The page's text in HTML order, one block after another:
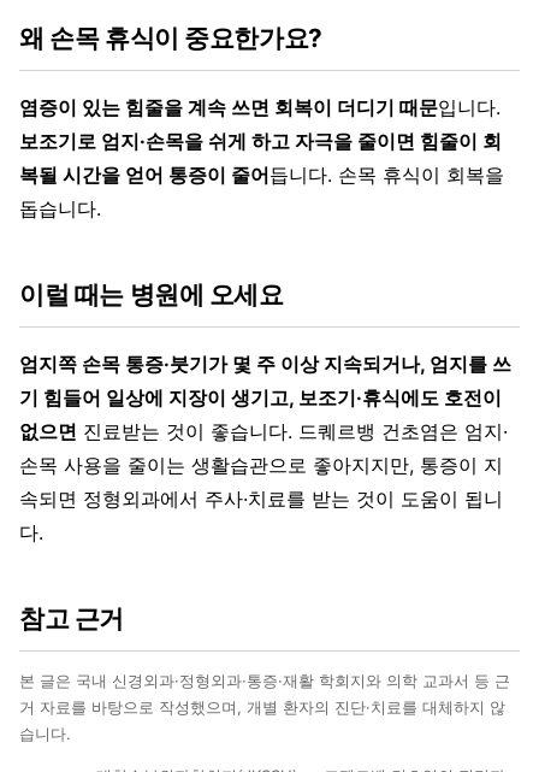
왜 손목 휴식이 중요한가요?
염증이 있는 힘줄을 계속 쓰면 회복이 더디기 때문입니다.
보조기로 엄지·손목을 쉬게 하고 자극을 줄이면 힘줄이 회
복될 시간을 얻어 통증이 줄어듭니다. 손목 휴식이 회복을
돕습니다.
이럴 때는 병원에 오세요
엄지쪽 손목 통증·붓기가 몇 주 이상 지속되거나, 엄지를 쓰
기 힘들어 일상에 지장이 생기고, 보조기·휴식에도 호전이
없으면 진료받는 것이 좋습니다. 드퀘르뱅 건초염은 엄지·
손목 사용을 줄이는 생활습관으로 좋아지지만, 통증이 지
속되면 정형외과에서 주사·치료를 받는 것이 도움이 됩니
다.
참고 근거
본 글은 국내 신경외과·정형외과·통증·재활 학회지와 의학 교과서 등 근
거 자료를 바탕으로 작성했으며, 개별 환자의 진단·치료를 대체하지 않
습니다.